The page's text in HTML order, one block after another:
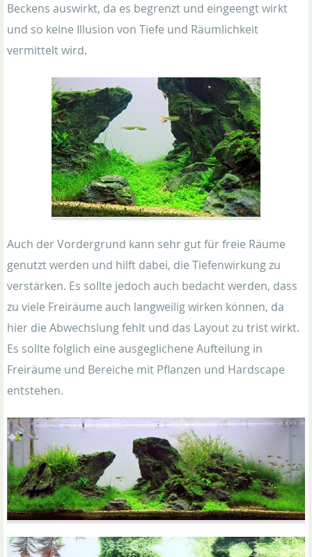
Beckens auswirkt, da es begrenzt und eingeengt wirkt
und so keine Illusion von Tiefe und Räumlichkeit
vermittelt wird.
Auch der Vordergrund kann sehr gut für freie Räume
genutzt werden und hilft dabei, die Tiefenwirkung zu
verstärken. Es sollte jedoch auch bedacht werden, dass
zu viele Freiräume auch langweilig wirken können, da
hier die Abwechslung fehlt und das Layout zu trist wirkt.
Es sollte folglich eine ausgeglichene Aufteilung in
Freiräume und Bereiche mit Pflanzen und Hardscape
entstehen.